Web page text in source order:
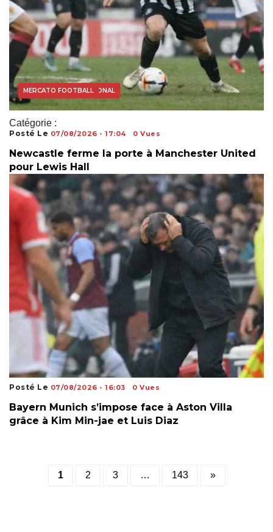
Catégorie :
COUPE DU MONDE
FOOTBALL INTERNATIONAL
MERCATO FOOTBALL
Posté Le 07/08/2026 - 17:04 0 Vues
Newcastle ferme la porte à Manchester United
pour Lewis Hall
Posté Le 07/08/2026 - 16:03 0 Vues
Bayern Munich s’impose face à Aston Villa
grâce à Kim Min-jae et Luis Diaz
Posts
1 2 3 … 143 »